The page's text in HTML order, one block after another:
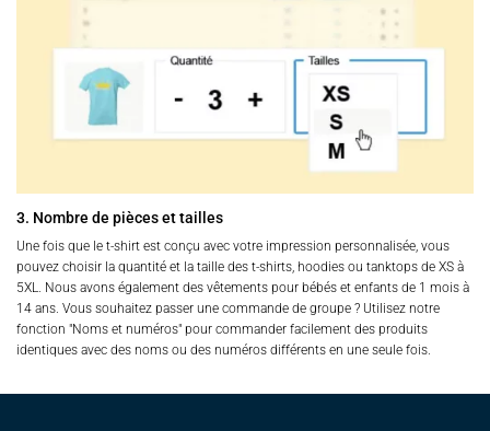
3. Nombre de pièces et tailles
Une fois que le t-shirt est conçu avec votre impression personnalisée, vous
pouvez choisir la quantité et la taille des t-shirts, hoodies ou tanktops de XS à
5XL. Nous avons également des vêtements pour bébés et enfants de 1 mois à
14 ans. Vous souhaitez passer une commande de groupe ? Utilisez notre
fonction "Noms et numéros" pour commander facilement des produits
identiques avec des noms ou des numéros différents en une seule fois.